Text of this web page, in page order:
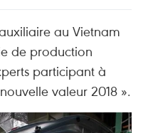
au Vietnam
de production
participant à
valeur 2018 ».